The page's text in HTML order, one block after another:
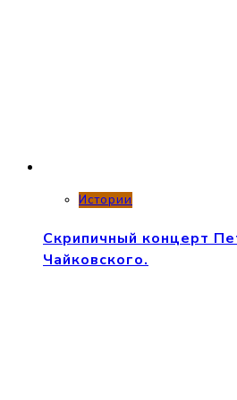
Истории
Скрипичный концерт
Чайковского.